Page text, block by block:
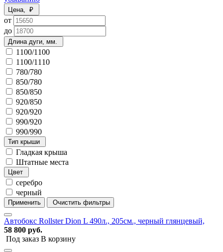
Цена, ₽
от
до
Длина дуги, мм.
1100/1100
1100/1110
780/780
850/780
850/850
920/850
920/920
990/920
990/990
Тип крыши
Гладкая крыша
Штатные места
Цвет
серебро
черный
Применить Очистить фильтры
Автобокс Rollster Dion L 490л., 205см., черный глянцевый,
58 800 руб.
Под заказ В корзину